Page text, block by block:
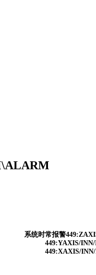
系统时常报警
449:YAXIS/
449:XAXIS/